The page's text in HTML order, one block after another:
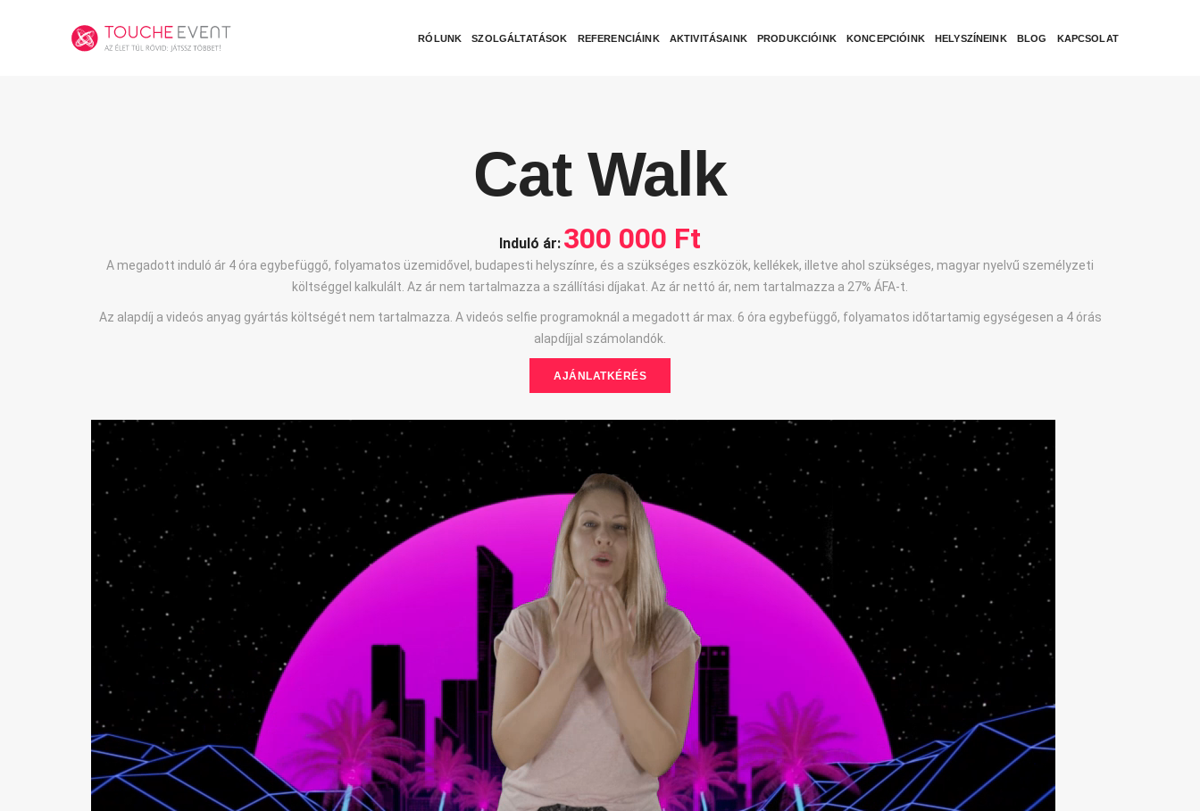
RÓLUNK SZOLGÁLTATÁSOK REFERENCIÁINK AKTIVITÁSAINK PRODUKCIÓINK KONCEPCIÓINK HELYSZÍNEINK BLOG KAPCSOLAT
Cat Walk
Induló ár: 300 000 Ft
A megadott induló ár 4 óra egybefüggő, folyamatos üzemidővel, budapesti helyszínre, és a szükséges eszközök, kellékek, illetve ahol szükséges, magyar nyelvű személyzeti
költséggel kalkulált. Az ár nem tartalmazza a szállítási díjakat. Az ár nettó ár, nem tartalmazza a 27% ÁFA-t.
Az alapdíj a videós anyag gyártás költségét nem tartalmazza. A videós selfie programoknál a megadott ár max. 6 óra egybefüggő, folyamatos időtartamig egységesen a 4 órás
alapdíjjal számolandók.
AJÁNLATKÉRÉS